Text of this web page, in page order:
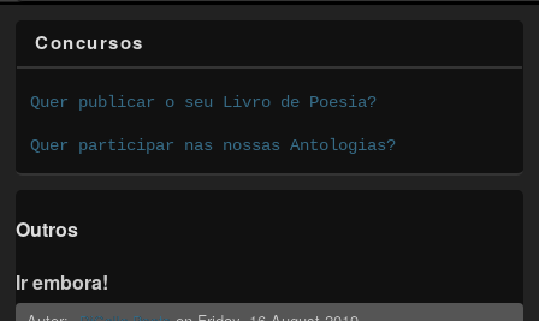
Concursos
Quer publicar o seu Livro de Poesia?
Quer participar nas nossas Antologias?
Outros
Ir embora!